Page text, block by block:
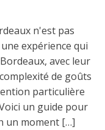
n'est pas
expérience qui
avec leur
de goûts
particulière
un guide pour
un moment […]